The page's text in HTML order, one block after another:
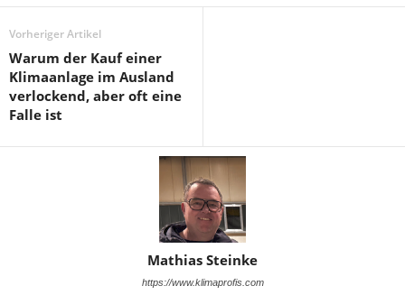
Vorheriger Artikel
Warum der Kauf einer
Klimaanlage im Ausland
verlockend, aber oft eine
Falle ist
Mathias Steinke
https://www.klimaprofis.com